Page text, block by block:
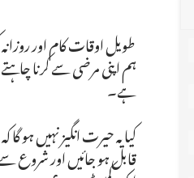
طویل اوقات کام اور
ہم اپنی مرضی سے کرنا
ہے۔
کیا یہ حیرت انگیز نہیں
قابل ہو جائیں اور شروع